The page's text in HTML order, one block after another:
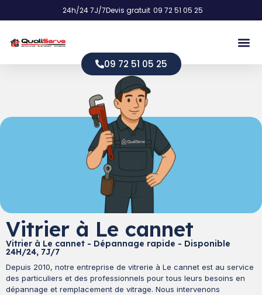
24h/24 7J/7Devis gratuit 09 72 51 05 25
09 72 51 05 25
Vitrier à Le cannet
Vitrier à Le cannet - Dépannage rapide - Disponible
24H/24, 7J/7
Depuis 2010, notre entreprise de vitrerie à Le cannet est au service
des particuliers et des professionnels pour tous leurs besoins en
dépannage et remplacement de vitrage. Nous intervenons